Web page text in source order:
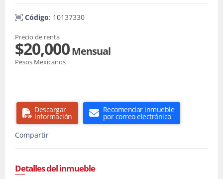
Código: 10137330
Precio de renta
$20,000Mensual
Pesos Mexicanos
Descargar
información
Recomendar inmueble
por correo electrónico
Compartir
Detalles del inmueble